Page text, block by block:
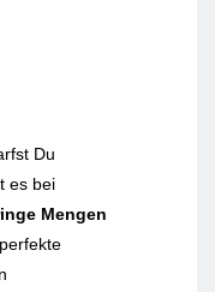
Du
es bei
Mengen